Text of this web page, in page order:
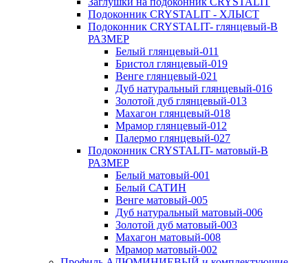
Подоконник CRYSTALIT - ХЛЫСТ
Подоконник CRYSTALIT- глянцевый-В
РАЗМЕР
Белый глянцевый-011
Бристол глянцевый-019
Венге глянцевый-021
Дуб натуральный глянцевый-016
Золотой дуб глянцевый-013
Махагон глянцевый-018
Мрамор глянцевый-012
Палермо глянцевый-027
Подоконник CRYSTALIT- матовый-В
РАЗМЕР
Белый матовый-001
Белый САТИН
Венге матовый-005
Дуб натуральный матовый-006
Золотой дуб матовый-003
Махагон матовый-008
Мрамор матовый-002